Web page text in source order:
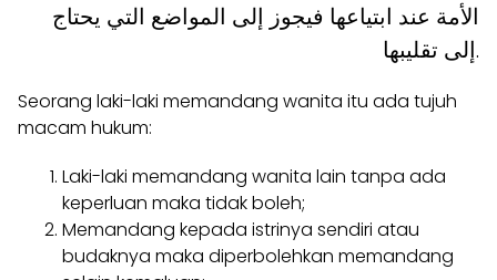
الأمة عند ابتياعها فيجوز إلى المواضع التي يحتاج
إلى تقليبها.
Seorang laki-laki memandang wanita itu ada tujuh
macam hukum:
Laki-laki memandang wanita lain tanpa ada
keperluan maka tidak boleh;
Memandang kepada istrinya sendiri atau
budaknya maka diperbolehkan memandang